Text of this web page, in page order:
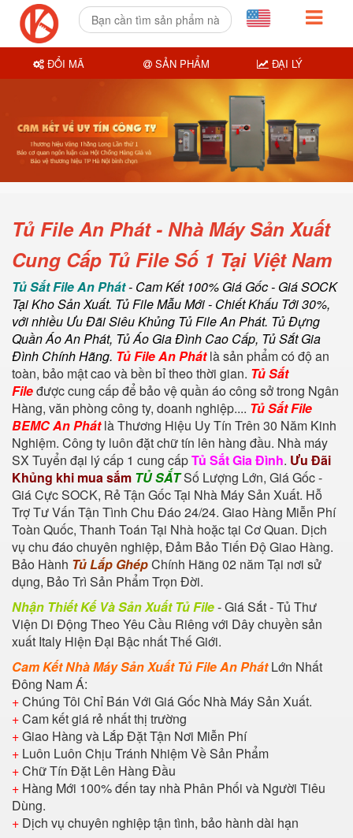
Tủ File An Phát - Nhà Máy Sản Xuất
Cung Cấp Tủ File Số 1 Tại Việt Nam
Tủ Sắt File An Phát- Cam Kết 100% Giá Gốc - Giá SOCK
Tại Kho Sản Xuất. Tủ File Mẫu Mới - Chiết Khấu Tới 30%,
với nhiều Ưu Đãi Siêu Khủng Tủ File An Phát. Tủ Đựng
Quần Áo An Phát, Tủ Áo Gia Đình Cao Cấp, Tủ Sắt Gia
Đình Chính Hãng. Tủ File An Phátlà sản phẩm có độ an
toàn, bảo mật cao và bền bỉ theo thời gian. Tủ Sắt
Fileđược cung cấp để bảo vệ quần áo công sở trong Ngân
Hàng, văn phòng công ty, doanh nghiệp.... Tủ Sắt File
BEMC An Phátlà Thương Hiệu Uy Tín Trên 30 Năm Kinh
Nghiệm. Công ty luôn đặt chữ tín lên hàng đầu. Nhà máy
SX Tuyển đại lý cấp 1 cung cấpTủ Sắt Gia Đình. Ưu Đãi
Khủng khi mua sắm TỦ SẮTSố Lượng Lớn, Giá Gốc -
Giá Cực SOCK, Rẻ Tận Gốc Tại Nhà Máy Sản Xuất. Hỗ
Trợ Tư Vấn Tận Tình Chu Đáo 24/24. Giao Hàng Miễn Phí
Toàn Quốc, Thanh Toán Tại Nhà hoặc tại Cơ Quan. Dịch
vụ chu đáo chuyên nghiệp, Đảm Bảo Tiến Độ Giao Hàng.
Bảo Hành Tủ Lắp GhépChính Hãng 02 năm Tại nơi sử
dụng, Bảo Trì Sản Phẩm Trọn Đời.
Nhận Thiết Kế Và Sản Xuất Tủ File- Giá Sắt - Tủ Thư
Viện Di Động Theo Yêu Cầu Riêng với Dây chuyền sản
xuất Italy Hiện Đại Bậc nhất Thế Giới.
Cam Kết Nhà Máy Sản Xuất Tủ File An PhátLớn Nhất
Đông Nam Á:
+Chúng Tôi Chỉ Bán Với Giá Gốc Nhà Máy Sản Xuất.
+Cam kết giá rẻ nhất thị trường
+Giao Hàng và Lắp Đặt Tận Nơi Miễn Phí
+ Luôn Luôn Chịu Tránh Nhiệm Về Sản Phẩm
+Chữ Tín Đặt Lên Hàng Đầu
+ Hàng Mới 100% đến tay nhà Phân Phối và Người Tiêu
Dùng.
+ Dịch vụ chuyên nghiệp tận tình, bảo hành dài hạn
ĐỔI MÃ SẢN PHẨM ĐẠI LÝ